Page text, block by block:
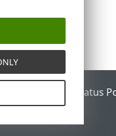
ESET Status